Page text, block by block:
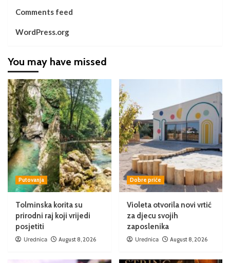
Comments feed
WordPress.org
You may have missed
Putovanja
Tolminska korita su
prirodni raj koji vrijedi
posjetiti
Urednica August 8, 2026
Dobre priče
Violeta otvorila novi vrtić
za djecu svojih
zaposlenika
Urednica August 8, 2026